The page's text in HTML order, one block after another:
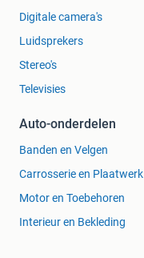
Digitale camera's
Luidsprekers
Stereo's
Televisies
Auto-onderdelen
Banden en Velgen
Carrosserie en Plaatwerk
Motor en Toebehoren
Interieur en Bekleding